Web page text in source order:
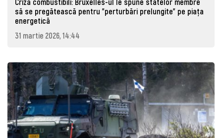
Criză combustibili: Bruxelles-ul le spune statelor membre
să se pregătească pentru "perturbări prelungite" pe piața
energetică
31 martie 2026, 14:44